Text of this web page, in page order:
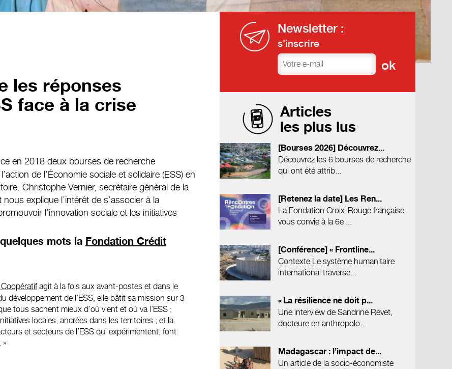
les réponses
face à la crise
en 2018 deux bourses de recherche
de l’Économie sociale et solidaire (ESS) en
Christophe Vernier, secrétaire général de la
explique l’intérêt de s’associer à la
l’innovation sociale et les initiatives
mots la Fondation Crédit
agit à la fois aux avant-postes et dans le
développement de l’ESS, elle bâtit sa mission sur 3
tous sachent mieux d’où vient et où va l’ESS ;
locales, ancrées dans les territoires ; et la
et secteurs de l’ESS qui expérimentent, font
»
Newsletter :
s'inscrire
Articles
les plus lus
[Bourses 2026] Découvrez...
Découvrez les 6 bourses de recherche
qui ont été attrib...
[Retenez la date] Les Ren...
La Fondation Croix-Rouge française
vous convie à la 6e ...
[Conférence] « Frontline...
Contexte Le système humanitaire
international traverse...
« La résilience ne doit p...
Une interview de Sandrine Revet,
docteure en anthropolo...
Madagascar : l’impact de...
Un article de la socio-économiste